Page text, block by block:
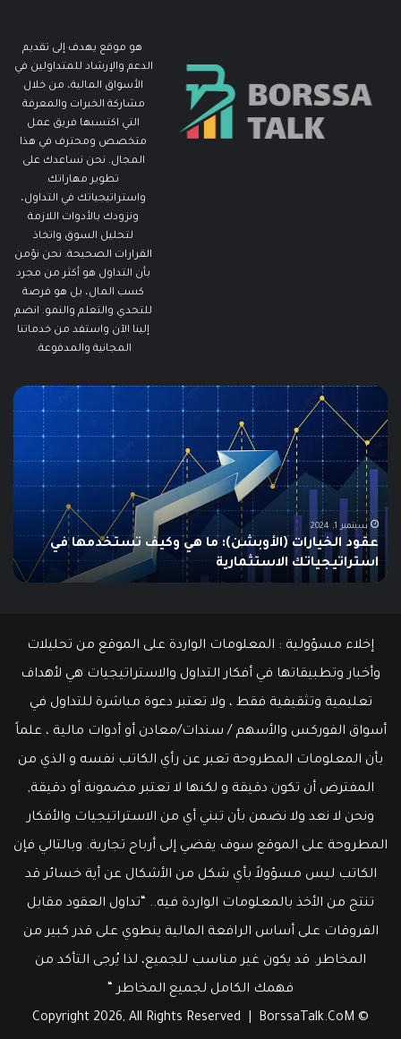
هو موقع يهدف إلى تقديم
الدعم والإرشاد للمتداولين في
الأسواق المالية، من خلال
مشاركة الخبرات والمعرفة
التي اكتسبها فريق عمل
متخصص ومحترف في هذا
المجال. نحن نساعدك على
تطوير مهاراتك
واستراتيجياتك في التداول،
ونزودك بالأدوات اللازمة
لتحليل السوق واتخاذ
القرارات الصحيحة. نحن نؤمن
بأن التداول هو أكثر من مجرد
كسب المال، بل هو فرصة
للتحدي والتعلم والنمو. انضم
إلينا الآن واستفد من خدماتنا
المجانية والمدفوعة.
ما
هو
الـ
Swing
دليلك
الشامل
للمبتدئين
يونيو 10, 2025
ما هو الـ Swing Trading؟ دليلك الشامل للمبتدئين
إخلاء مسؤولية : المعلومات الواردة على الموقع من تحليلات
وأخبار وتطبيقاتها في أفكار التداول والاستراتيجيات هي لأهداف
تعليمية وتثقيفية فقط ، ولا تعتبر دعوة مباشرة للتداول في
أسواق الفوركس والأسهم / سندات/معادن أو أدوات مالية ، علماً
بأن المعلومات المطروحة تعبر عن رأي الكاتب نفسه و الذي من
المفترض أن تكون دقيقة و لكنها لا تعتبر مضمونة أو دقيقة,
ونحن لا نعد ولا نضمن بأن تبني أي من الاستراتيجيات والأفكار
المطروحة على الموقع سوف يفضي إلى أرباح تجارية. وبالتالي فإن
الكاتب ليس مسؤولاً بأي شكل من الأشكال عن أية خسائر قد
تنتج من الأخذ بالمعلومات الواردة فيه.. “تداول العقود مقابل
الفروقات على أساس الرافعة المالية ينطوي على قدر كبير من
المخاطر. قد يكون غير مناسب للجميع، لذا يُرجى التأكد من
فهمك الكامل لجميع المخاطر “
© Copyright 2026, All Rights Reserved |
BorssaTalk.CoM